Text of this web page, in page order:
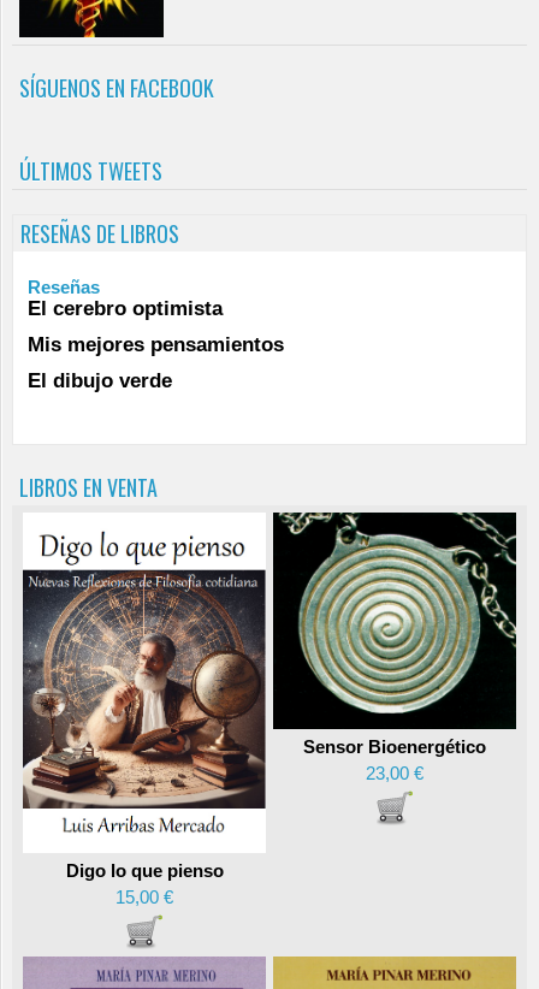
SÍGUENOS EN FACEBOOK
ÚLTIMOS TWEETS
RESEÑAS DE LIBROS
Reseñas
El cerebro optimista
Mis mejores pensamientos
El dibujo verde
LIBROS EN VENTA
Digo lo que pienso
15,00 €
Sensor Bioenergético
23,00 €